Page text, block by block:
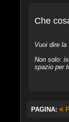
Che
Vuoi dire la
Non solo:
spazio per
PAGINA: «